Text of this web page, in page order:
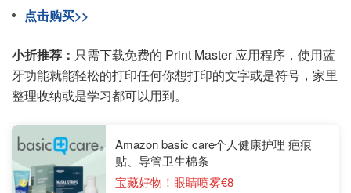
点击购买>>
小折推荐： 只需下载免费的 Print Master 应用程序，使用蓝
牙功能就能轻松的打印任何你想打印的文字或是符号，家里
整理收纳或是学习都可以用到。
Amazon basic care个人健康护理 疤痕
贴、导管卫生棉条
宝藏好物！眼睛喷雾€8